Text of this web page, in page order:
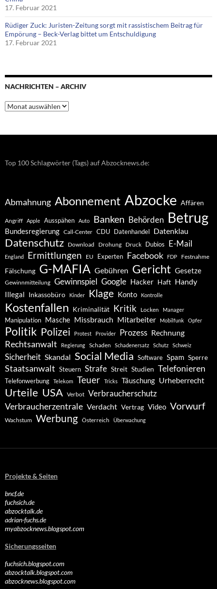
17. Februar 2021
Rüdiger Zuck: Juristen-Zeitung sorgt mit rassistischem Beitrag für
Empörung – Beck-Verlag bittet um Entschuldigung
17. Februar 2021
NACHRICHTEN – ARCHIV
Nachrichten
–
Top 100 Schlagwörter (Tags) auf Abzocknews.de:
Abmahnung Abonnement Abzocke Affären
Angriff Apple Ausspähen Auto Banken Behörden Betrug
Bundesregierung Call-Center CDU Datenhandel Datenklau
Datenschutz Download Drohung Druck Dubios E-Mail
England Ermittlungen EU Experten Facebook FDP Festnahme
Fälschung G-MAFIA Gebühren Gericht Gesetze
Gewinnmitteilung Gewinnspiel Google Hacker Haft Handy
Illegal Inkassobüro Kinder Klage Konto Kontrolle
Kostenfallen Kriminalität Kritik Locken Manager
Manipulation Masche Missbrauch Mitarbeiter Mobilfunk Opfer
Politik Polizei Protest Provider Prozess Rechnung
Rechtsanwalt Regierung Schaden Schadenersatz Schutz Schweiz
Sicherheit Skandal Social Media Software Spam Sperre
Staatsanwalt Steuern Strafe Streit Studien Telefonieren
Telefonwerbung Telekom Teuer Tricks Täuschung Urheberrecht
Urteile USA Verbot Verbraucherschutz
Verbraucherzentrale Verdacht Vertrag Video Vorwurf
Wachstum Werbung Österreich Überwachung
Projekte & Seiten
bncf.de
fuchsich.de
abzocktalk.de
adrian-fuchs.de
myabzocknews.blogspot.com
Sicherungsseiten
fuchsich.blogspot.com
abzocktalk.blogspot.com
abzocknews.blogspot.com